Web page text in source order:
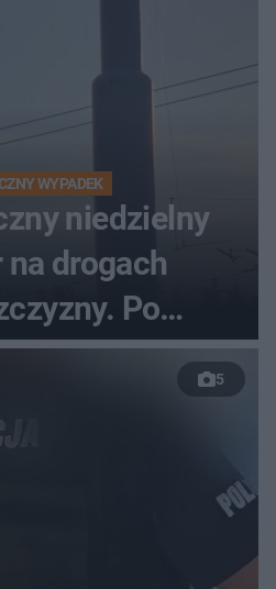
WYPADEK
niedzielny
drogach
Po
manewrze
zginął
auta
5